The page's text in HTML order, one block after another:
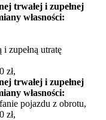
trwałej i zupełnej
własności:
zupełną utratę
zł,
trwałej i zupełnej
własności:
pojazdu z obrotu,
zł,